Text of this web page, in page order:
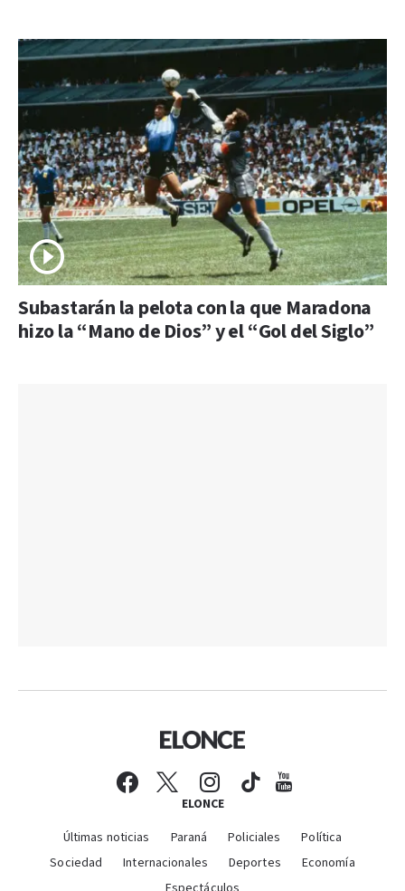
Subastarán la pelota con la que Maradona
hizo la “Mano de Dios” y el “Gol del Siglo”
ELONCE
Últimas noticias Paraná Policiales
Política
Sociedad
Internacionales Deportes
Economía